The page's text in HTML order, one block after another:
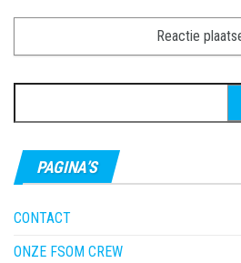
naar:
PAGINA’S
CONTACT
ONZE FSOM CREW